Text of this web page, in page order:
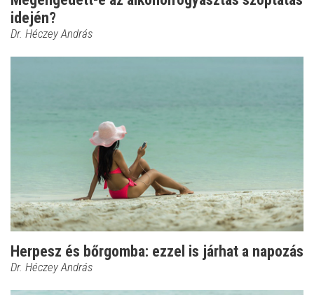
idején?
Dr. Héczey András
Herpesz és bőrgomba: ezzel is járhat a napozás
Dr. Héczey András